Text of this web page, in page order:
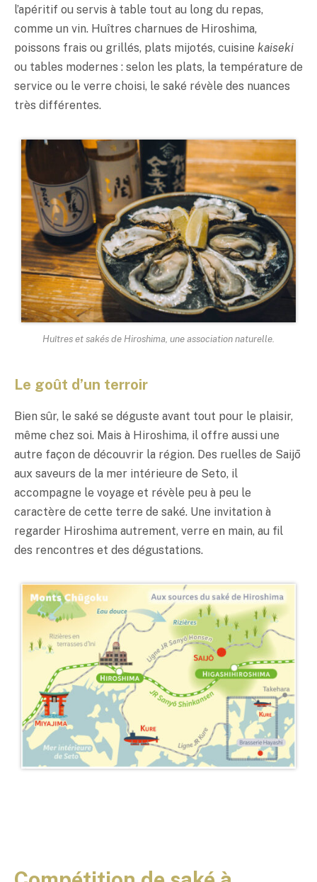
l’apéritif ou servis à table tout au long du repas,
comme un vin. Huîtres charnues de Hiroshima,
poissons frais ou grillés, plats mijotés, cuisine kaiseki
ou tables modernes : selon les plats, la température de
service ou le verre choisi, le saké révèle des nuances
très différentes.
Huîtres et sakés de Hiroshima, une association naturelle.
Le goût d’un terroir
Bien sûr, le saké se déguste avant tout pour le plaisir,
même chez soi. Mais à Hiroshima, il offre aussi une
autre façon de découvrir la région. Des ruelles de Saijō
aux saveurs de la mer intérieure de Seto, il
accompagne le voyage et révèle peu à peu le
caractère de cette terre de saké. Une invitation à
regarder Hiroshima autrement, verre en main, au fil
des rencontres et des dégustations.